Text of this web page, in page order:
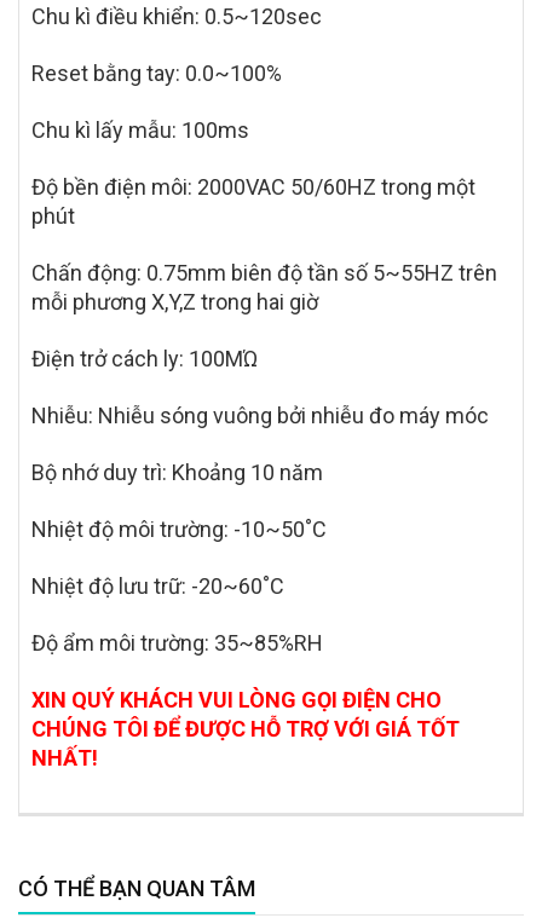
Chu kì điều khiển: 0.5~120sec
Reset bằng tay: 0.0~100%
Chu kì lấy mẫu: 100ms
Độ bền điện môi: 2000VAC 50/60HZ trong một
phút
Chấn động: 0.75mm biên độ tần số 5~55HZ trên
mỗi phương X,Y,Z trong hai giờ
Điện trở cách ly: 100MΏ
Nhiễu: Nhiễu sóng vuông bởi nhiễu đo máy móc
Bộ nhớ duy trì: Khoảng 10 năm
Nhiệt độ môi trường: -10~50˚C
Nhiệt độ lưu trữ: -20~60˚C
Độ ẩm môi trường: 35~85%RH
XIN QUÝ KHÁCH VUI LÒNG GỌI ĐIỆN CHO
CHÚNG TÔI ĐỂ ĐƯỢC HỖ TRỢ VỚI GIÁ TỐT
NHẤT!
CÓ THỂ BẠN QUAN TÂM